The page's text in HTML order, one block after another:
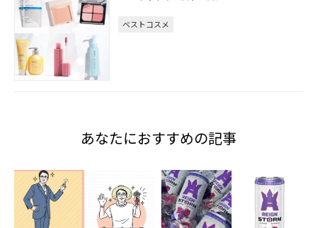
ベストコスメ
あなたにおすすめの記事